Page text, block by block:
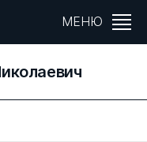
МЕНЮ